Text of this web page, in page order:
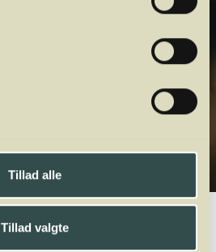
Tillad alle
Tillad valgte